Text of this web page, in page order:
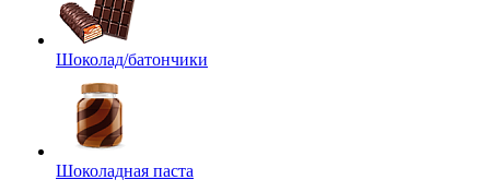
Шоколад/батончики
Шоколадная паста